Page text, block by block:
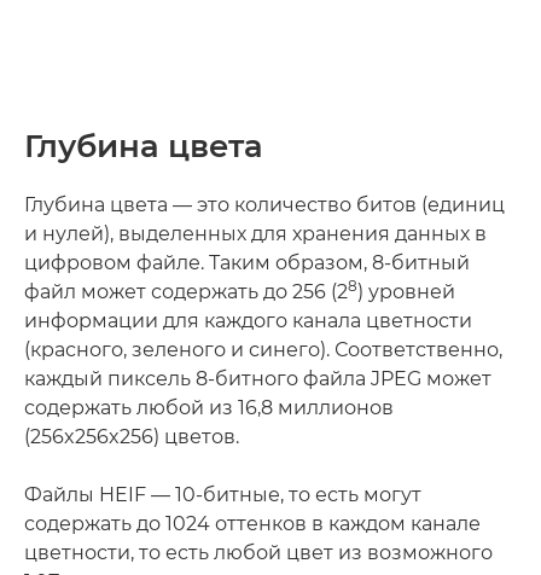
Глубина цвета
Глубина цвета — это количество битов (единиц
и нулей), выделенных для хранения данных в
цифровом файле. Таким образом, 8-битный
файл может содержать до 256 (28) уровней
информации для каждого канала цветности
(красного, зеленого и синего). Соответственно,
каждый пиксель 8-битного файла JPEG может
содержать любой из 16,8 миллионов
(256x256x256) цветов.
Файлы HEIF — 10-битные, то есть могут
содержать до 1024 оттенков в каждом канале
цветности, то есть любой цвет из возможного